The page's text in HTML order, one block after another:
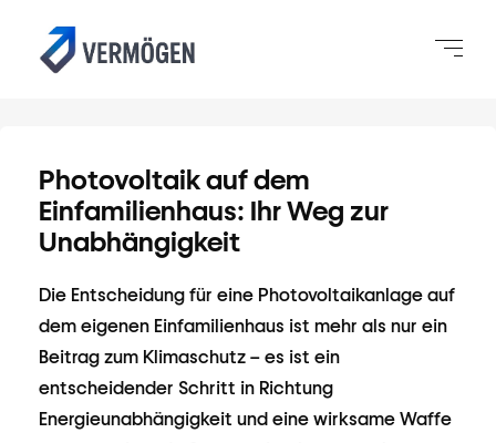
Photovoltaik auf dem
Einfamilienhaus: Ihr Weg zur
Unabhängigkeit
Die Entscheidung für eine Photovoltaikanlage auf
dem eigenen Einfamilienhaus ist mehr als nur ein
Beitrag zum Klimaschutz – es ist ein
entscheidender Schritt in Richtung
Energieunabhängigkeit und eine wirksame Waffe